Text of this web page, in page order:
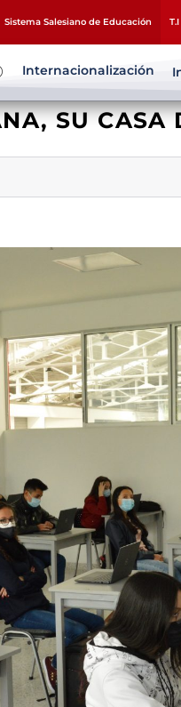
Sistema Salesiano de Educación
Internacionalización
SU CASA